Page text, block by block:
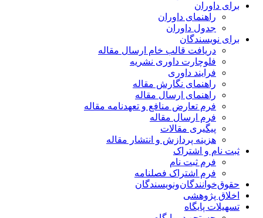
برای داوران
راهنمای داوران
جدول داوران
برای نویسندگان
دریافت قالب خام ارسال مقاله
فلوچارت داوری نشریه
فرایند داوری
راهنمای نگارش مقاله
راهنمای ارسال مقاله
فرم تعارض منافع و تعهدنامه مقاله
فرم ارسال مقاله
پیگیری مقالات
هزینه پردازش و انتشار مقاله
ثبت نام و اشتراک
فرم ثبت نام
فرم اشتراک فصلنامه
حقوق‌خوانندگان‌و‌نویسندگان
اخلاق پژوهشی
تسهیلات پایگاه